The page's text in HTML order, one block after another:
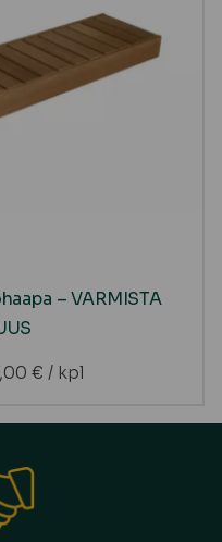
– VARMISTA
€ / kpl